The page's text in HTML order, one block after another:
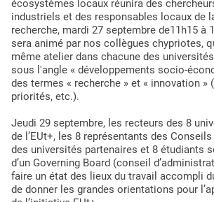
écosystèmes locaux réunira des
industriels et des responsables locaux de
recherche, mardi 27 septembre de11h15 à
sera animé par nos collègues chypriotes,
même atelier dans chacune des
sous l'angle « développements socio-
des termes « recherche » et « innovation »
priorités, etc.).
Jeudi 29 septembre, les recteurs des 8
de l’EUt+, les 8 représentants des
des universités partenaires et 8 étudiants
d’un Governing Board (conseil
faire un état des lieux du travail accompli
de donner les grandes orientations pour